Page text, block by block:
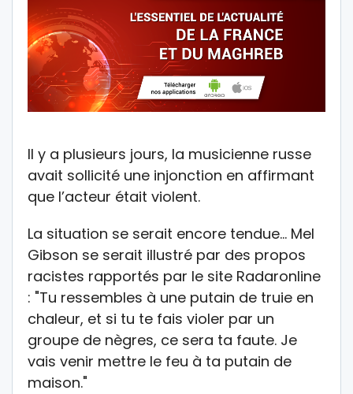
Il y a plusieurs jours, la musicienne russe
avait sollicité une injonction en affirmant
que l’acteur était violent.
La situation se serait encore tendue… Mel
Gibson se serait illustré par des propos
racistes rapportés par le site Radaronline
: "Tu ressembles à une putain de truie en
chaleur, et si tu te fais violer par un
groupe de nègres, ce sera ta faute. Je
vais venir mettre le feu à ta putain de
maison."